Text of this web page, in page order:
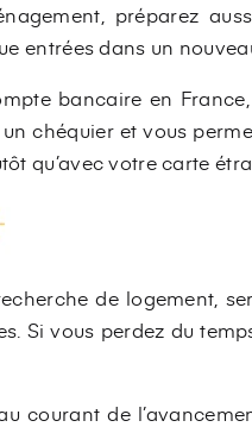
préparez
entrées dans un
bancaire en
chéquier et vous
qu’avec votre carte
de logement,
Si vous perdez du
courant de